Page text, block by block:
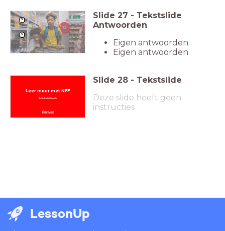
Slide 27 - Tekstslide
Antwoorden
Eigen antwoorden
Eigen antwoorden
Leer meer met NFF
filmfestival.nl/educatie
Slide 28 - Tekstslide
Deze slide heeft geen
instructies
LessonUp